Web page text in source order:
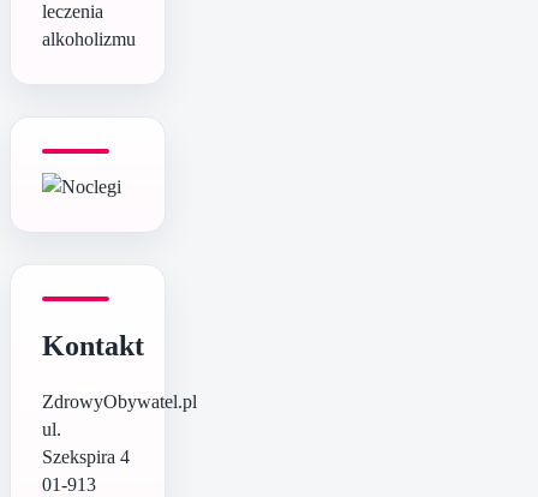
leczenia
alkoholizmu
Kontakt
ZdrowyObywatel.pl
ul.
Szekspira 4
01-913